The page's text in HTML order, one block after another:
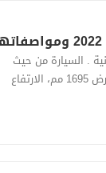
السيارة نيسان صنى ذات صناعة يابانية . السيارة من حيث
الأبعاد&nbsp; الطول 4425 مم، العرض 1695 مم، الارتفاع